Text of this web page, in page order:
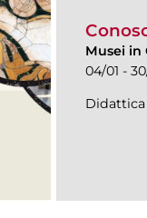
Musei in
04/01 -